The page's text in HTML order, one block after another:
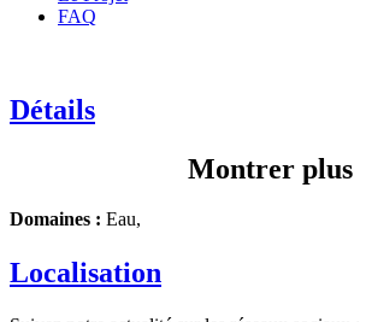
FAQ
Détails
Montrer plus
Domaines : Eau,
Localisation